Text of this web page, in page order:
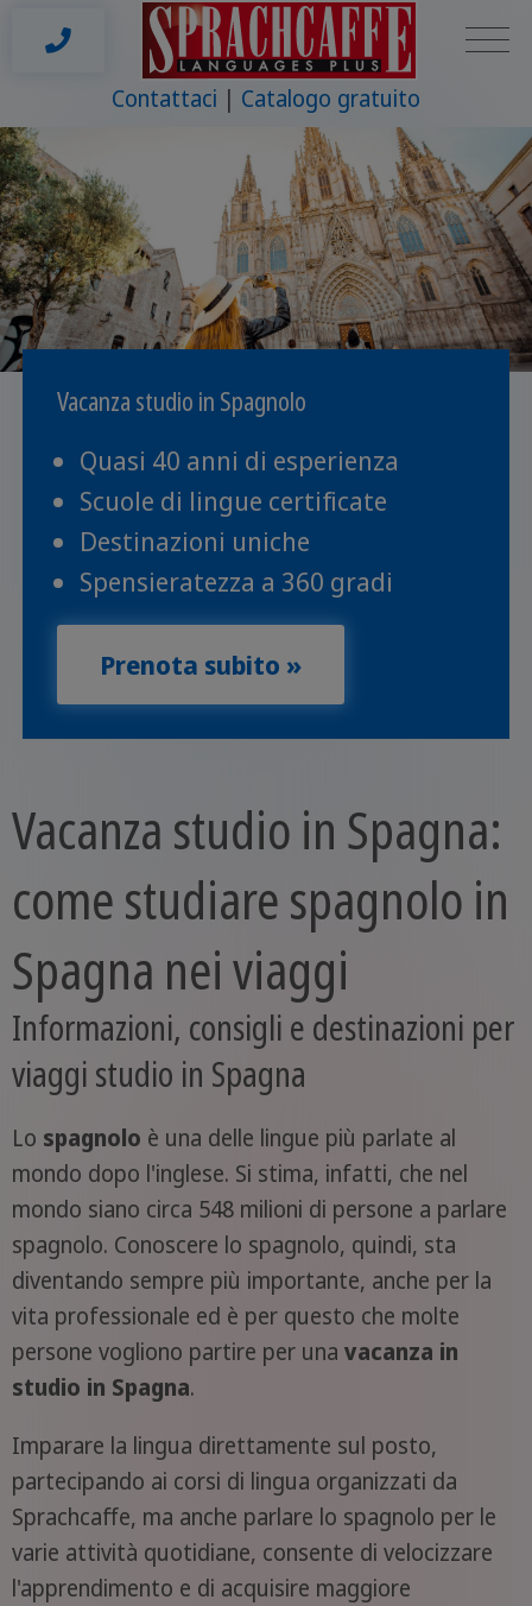
Contattaci Catalogo gratuito
Vacanza studio in Spagnolo
Quasi 40 anni di esperienza
Scuole di lingue certificate
Destinazioni uniche
Spensieratezza a 360 gradi
Prenota subito »
Vacanza studio in Spagna:
come studiare spagnolo in
Spagna nei viaggi
Informazioni, consigli e destinazioni per
viaggi studio in Spagna
Lo spagnolo è una delle lingue più parlate al
mondo dopo l'inglese. Si stima, infatti, che nel
mondo siano circa 548 milioni di persone a parlare
spagnolo. Conoscere lo spagnolo, quindi, sta
diventando sempre più importante, anche per la
vita professionale ed è per questo che molte
persone vogliono partire per una vacanza in
studio in Spagna.
Imparare la lingua direttamente sul posto,
partecipando ai corsi di lingua organizzati da
Sprachcaffe, ma anche parlare lo spagnolo per le
varie attività quotidiane, consente di velocizzare
l'apprendimento e di acquisire maggiore